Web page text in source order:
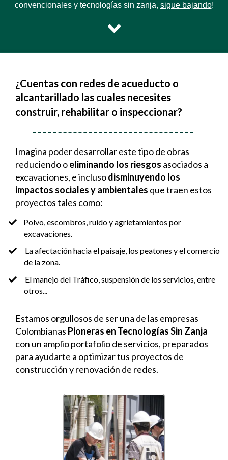
convencionales y tecnologías sin zanja, sigue bajando!
¿Cuentas con redes de acueducto o
alcantarillado las cuales necesites
construir, rehabilitar o inspeccionar?
Imagina poder desarrollar este tipo de obras
reduciendo oeliminando los riesgos asociados a
excavaciones, e inclusodisminuyendo los
impactos sociales y ambientales que traen estos
proyectos tales como:
​Polvo, escombros, ruido y agrietamientos por
excavaciones.
​ La afectación hacia el paisaje, los peatones y el comercio
de la zona.
​ El manejo del Tráfico, suspensión de los servicios, entre
otros...
Estamos orgullosos de ser una de las empresas
Colombianas Pioneras en Tecnologías Sin Zanja
con un amplio portafolio de servicios, preparados
para ayudarte a optimizar tus proyectos de
construcción y renovación de redes.